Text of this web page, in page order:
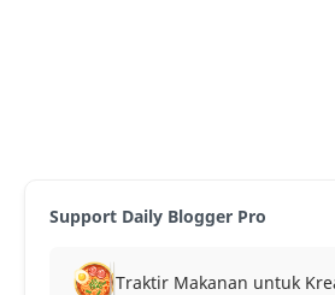
Support Daily Blogger Pro
Traktir Makanan untuk